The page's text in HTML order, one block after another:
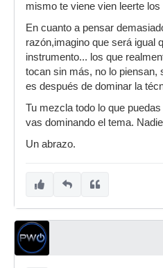
mismo te viene vien leerte
En cuanto a pensar
razón,imagino que será igual
instrumento... los que
tocan sin más, no lo piensan,
es después de dominar la
Tu mezcla todo lo que
vas dominando el tema.
Un abrazo.